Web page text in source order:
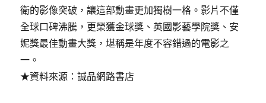
衛的影像突破，讓這部動畫更加獨樹一格。影片不僅
全球口碑沸騰，更榮獲金球獎、英國影藝學院獎、安
妮獎最佳動畫大獎，堪稱是年度不容錯過的電影之
一。
★資料來源：誠品網路書店